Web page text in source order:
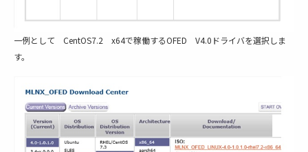
一例として CentOS7.2 x64で稼働するOFED V4.0ドライバを選択しま
す。